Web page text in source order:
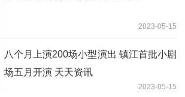
2023-05-15
八个月上演200场小型演出 镇江首批小剧
场五月开演 天天资讯
2023-05-15